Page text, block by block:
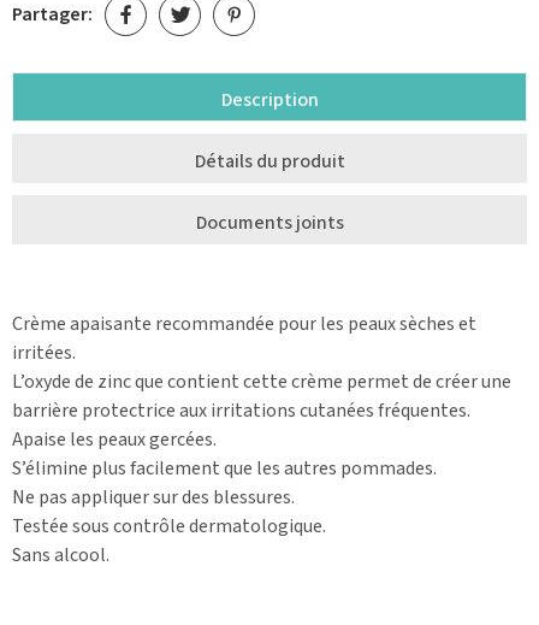
Partager:
Description
Détails du produit
Documents joints
Crème apaisante recommandée pour les peaux sèches et
irritées.
L’oxyde de zinc que contient cette crème permet de créer une
barrière protectrice aux irritations cutanées fréquentes.
Apaise les peaux gercées.
S’élimine plus facilement que les autres pommades.
Ne pas appliquer sur des blessures.
Testée sous contrôle dermatologique.
Sans alcool.